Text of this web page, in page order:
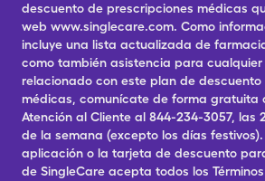
descuento de prescripciones médicas
web www.singlecare.com. Como
incluye una lista actualizada de
como también asistencia para cualquier
relacionado con este plan de
médicas, comunícate de forma gratuita
Atención al Cliente al 844-234-3057, las
de la semana (excepto los días
aplicación o la tarjeta de descuento
de SingleCare acepta todos los